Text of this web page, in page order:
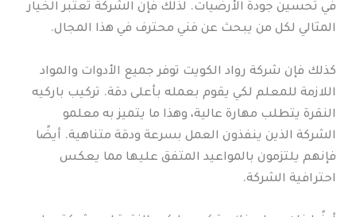
في تحسين جودة الأرضيات. لذلك فإن الشركة تعتبر الخيار
المثالي لكل من يبحث عن فني محترف في هذا المجال.
كذلك فإن شركة رواد الكويت توفر جميع الأدوات والمواد
اللازمة للمعلم لكي يقوم بعمله بأعلى دقة. تركيب باركيه
النقرة يتطلب مهارة عالية، وهذا ما يتميز به معلمو
الشركة الذين ينفذون العمل بسرعة ودقة متناهية. أيضًا
فإنهم يلتزمون بالمواعيد المتفق عليها مما يعكس
احترافية الشركة.